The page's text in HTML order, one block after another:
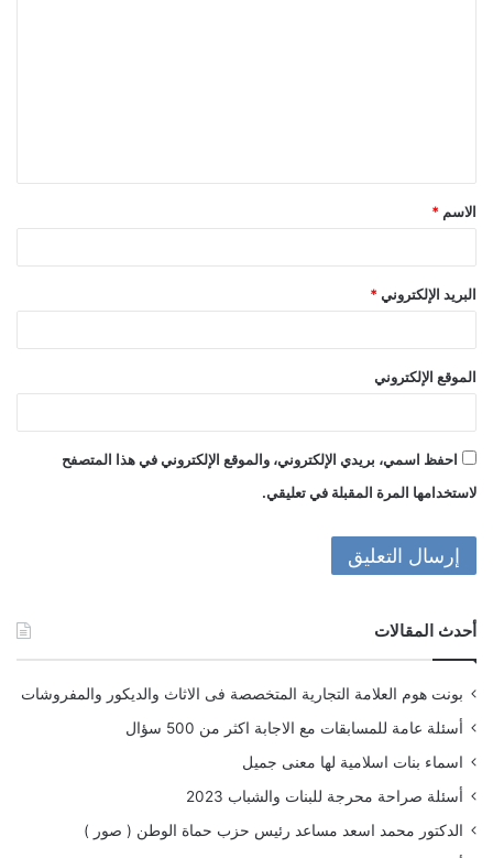
ق
*
الاسم *
البريد الإلكتروني *
الموقع الإلكتروني
احفظ اسمي، بريدي الإلكتروني، والموقع الإلكتروني في هذا المتصفح
لاستخدامها المرة المقبلة في تعليقي.
أحدث المقالات
بونت هوم العلامة التجارية المتخصصة فى الاثاث والديكور والمفروشات
أسئلة عامة للمسابقات مع الاجابة اكثر من 500 سؤال
اسماء بنات اسلامية لها معنى جميل
أسئلة صراحة محرجة للبنات والشباب 2023
الدكتور محمد اسعد مساعد رئيس حزب حماة الوطن ( صور )